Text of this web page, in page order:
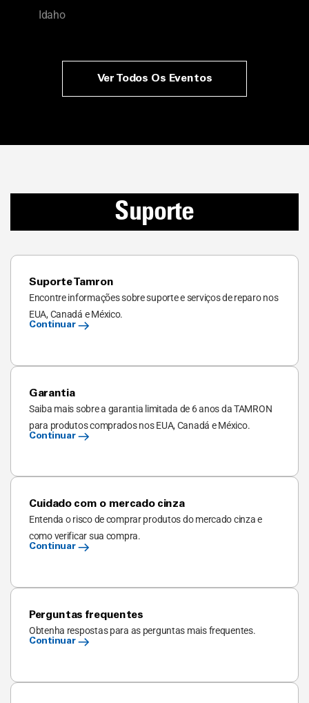
Idaho
Ver Todos Os Eventos
Suporte
Suporte Tamron
Encontre informações sobre suporte e serviços de reparo nos
EUA, Canadá e México.
Continuar
Garantia
Saiba mais sobre a garantia limitada de 6 anos da TAMRON
para produtos comprados nos EUA, Canadá e México.
Continuar
Cuidado com o mercado cinza
Entenda o risco de comprar produtos do mercado cinza e
como verificar sua compra.
Continuar
Perguntas frequentes
Obtenha respostas para as perguntas mais frequentes.
Continuar